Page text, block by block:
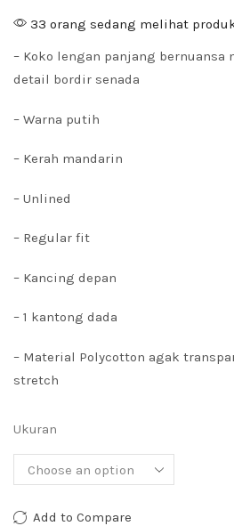
33 orang sedang melihat
– Koko lengan panjang bernuansa
detail bordir senada
– Warna putih
– Kerah mandarin
– Unlined
– Regular fit
– Kancing depan
– 1 kantong dada
– Material Polycotton agak
stretch
Ukuran
Add to Compare